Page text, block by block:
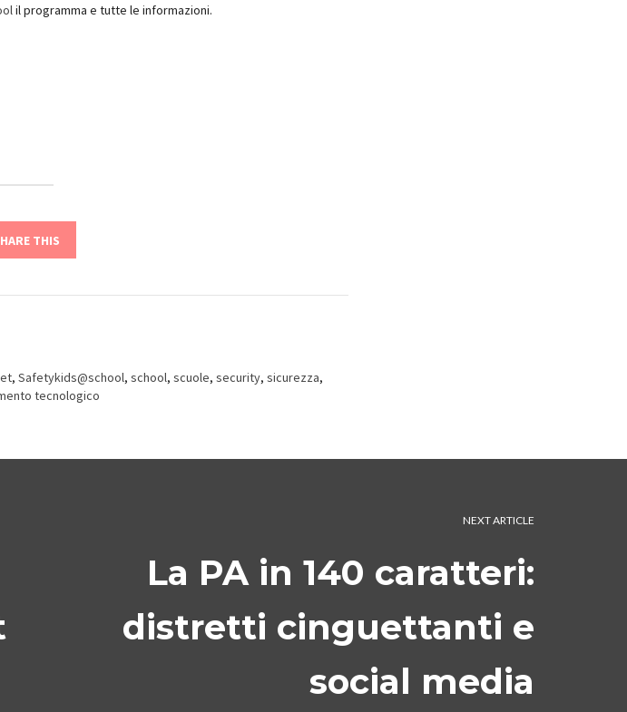
il programma e tutte le informazioni.
THIS
, Safetykids@school, school, scuole, security, sicurezza,
tecnologico
NEXT ARTICLE
La PA in 140 caratteri:
distretti cinguettanti e
social media